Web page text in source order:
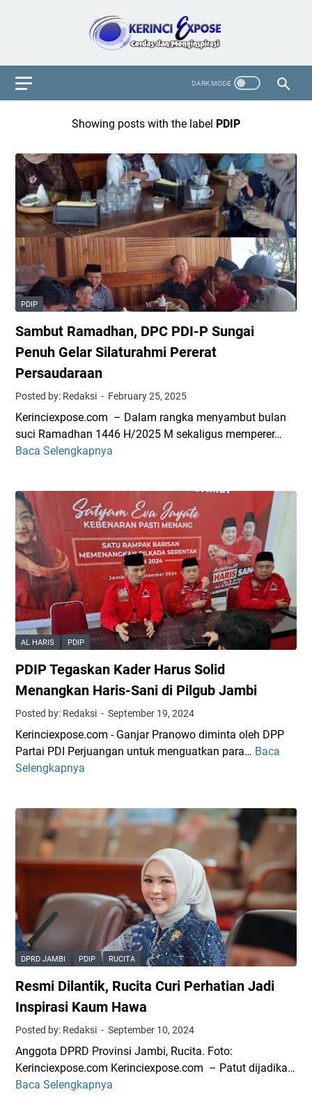
Showing posts with the label PDIP
PDIP
Sambut Ramadhan, DPC PDI-P Sungai
Penuh Gelar Silaturahmi Pererat
Persaudaraan
Posted by: Redaksi February 25, 2025
Kerinciexpose.com – Dalam rangka menyambut bulan
suci Ramadhan 1446 H/2025 M sekaligus memperer…
Baca Selengkapnya
u
t
R
m
a
d
h
a
n
,
P
C
P
P
S
u
n
a
i
P
e
u
h
l
a
AL HARIS PDIP
PDIP Tegaskan Kader Harus Solid
Menangkan Haris-Sani di Pilgub Jambi
Posted by: Redaksi September 19, 2024
Kerinciexpose.com - Ganjar Pranowo diminta oleh DPP
Partai PDI Perjuangan untuk menguatkan para… Baca
Selengkapnya
P
T
e
a
k
n
K
a
d
e
H
a
r
u
DPRD JAMBI PDIP RUCITA
Resmi Dilantik, Rucita Curi Perhatian Jadi
Inspirasi Kaum Hawa
Posted by: Redaksi September 10, 2024
Anggota DPRD Provinsi Jambi, Rucita. Foto:
Kerinciexpose.com Kerinciexpose.com – Patut dijadika…
Baca Selengkapnya